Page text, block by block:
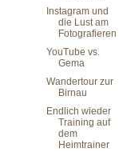
Instagram und
die Lust am
Fotografieren
YouTube vs.
Gema
Wandertour zur
Birnau
Endlich wieder
Training auf
dem
Heimtrainer